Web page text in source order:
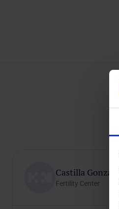
Castilla
Fertility Center